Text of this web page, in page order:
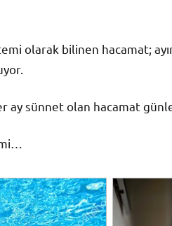
olarak bilinen hacamat;
ay sünnet olan hacamat